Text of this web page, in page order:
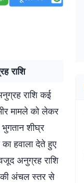
राशि
राशि कई
मामले को लेकर
शीघ्र
हवाला देते हुए
अनुग्रह राशि
की अंचल स्तर से